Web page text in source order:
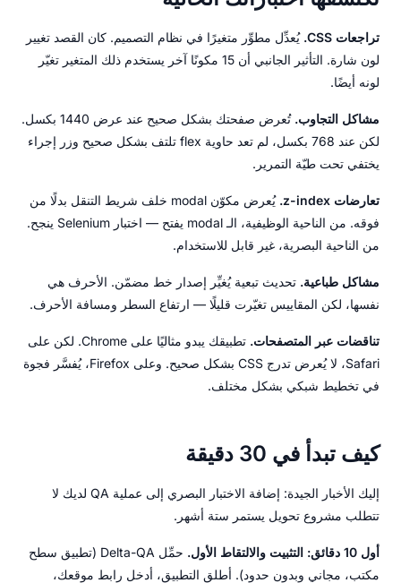
تراجعات CSS.
يُعدِّل مطوِّر متغيرًا في نظام التصميم. كان القصد تغيير
لون شارة. التأثير الجانبي أن 15 مكونًا آخر يستخدم ذلك المتغير تغيّر
لونه أيضًا.
مشاكل التجاوب.
تُعرض صفحتك بشكل صحيح عند عرض 1440 بكسل.
لكن عند 768 بكسل، لم تعد حاوية flex تلتف بشكل صحيح وزر إجراء
يختفي تحت طيّة التمرير.
تعارضات z-index.
يُعرض مكوّن modal خلف شريط التنقل بدلًا من
فوقه. من الناحية الوظيفية، الـ modal يفتح — اختبار Selenium ينجح.
من الناحية البصرية، غير قابل للاستخدام.
مشاكل طباعية. تحديث تبعية يُغيِّر إصدار خط مضمّن. الأحرف هي
نفسها، لكن المقاييس تغيّرت قليلًا — ارتفاع السطر ومسافة الأحرف.
تناقضات عبر المتصفحات.
تطبيقك يبدو مثاليًا على Chrome. لكن على
Safari، لا يُعرض تدرج CSS بشكل صحيح. وعلى Firefox، يُفسَّر فجوة
في تخطيط شبكي بشكل مختلف.
كيف تبدأ في 30 دقيقة
إليك الأخبار الجيدة: إضافة الاختبار البصري إلى عملية QA لديك لا
تتطلب مشروع تحويل يستمر ستة أشهر.
أول 10 دقائق: التثبيت والالتقاط الأول.
حمِّل Delta-QA (تطبيق سطح
مكتب، مجاني وبدون حدود). أطلق التطبيق، أدخل رابط موقعك،